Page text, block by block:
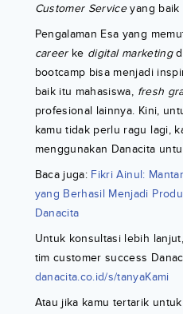
Customer Serviceyang baik
Pengalaman Esa yang
careerke digital marketing
bootcamp bisa menjadi
baik itu mahasiswa, fresh
profesional lainnya. Kini,
kamu tidak perlu ragu lagi,
menggunakan Danacita
Baca juga: Fikri Ainul:
yang Berhasil Menjadi
Danacita
Untuk konsultasi lebih
tim customer success
danacita.co.id/s/tanyaKami
Atau jika kamu tertarik